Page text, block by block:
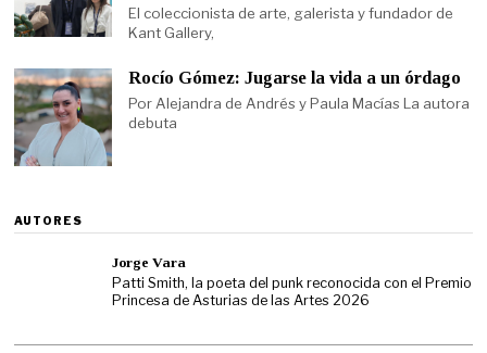
El coleccionista de arte, galerista y fundador de
Kant Gallery,
Rocío Gómez: Jugarse la vida a un órdago
Por Alejandra de Andrés y Paula Macías La autora
debuta
AUTORES
Jorge Vara
Patti Smith, la poeta del punk reconocida con el Premio
Princesa de Asturias de las Artes 2026